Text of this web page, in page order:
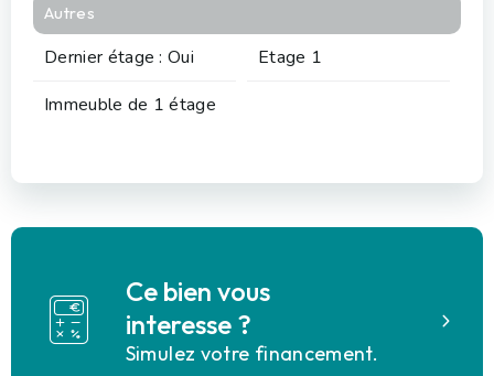
Autres
Dernier étage : Oui
Etage 1
Immeuble de 1 étage
Ce bien vous
interesse ?
Simulez votre financement.